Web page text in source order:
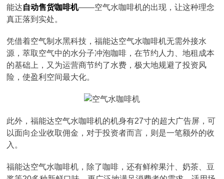
能达自动售货咖啡机——空气水咖啡机的出现，让这种理念
真正落到实处。
凭借着空气制水黑科技，福能达空气水咖啡机无需外接水
源，萃取空气中的水分子冲泡咖啡，在节约人力、地租成本
的基础上，又为运营商节约了水费，极大地规避了投资风
险，使盈利空间最大化。
此外，福能达空气水咖啡机的机身有27寸的超大广告屏，可
以面向企业收取佣金，对于投资者而言，则是一笔额外的收
入。
福能达空气水咖啡机，除了咖啡，还有鲜榨果汁、奶茶、豆